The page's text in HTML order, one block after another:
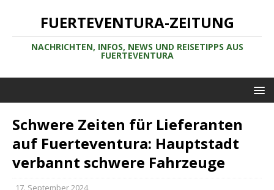
FUERTEVENTURA-ZEITUNG
NACHRICHTEN, INFOS, NEWS UND REISETIPPS AUS
FUERTEVENTURA
Schwere Zeiten für Lieferanten
auf Fuerteventura: Hauptstadt
verbannt schwere Fahrzeuge
17. September 2024